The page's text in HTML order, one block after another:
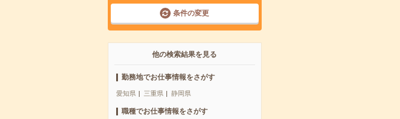
条件の変更
他の検索結果を見る
勤務地でお仕事情報をさがす
愛知県 三重県 静岡県
職種でお仕事情報をさがす